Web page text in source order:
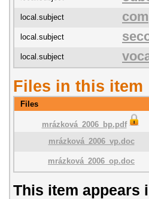
local.subject
local.subject
local.subject
Files in this item
Files
mrázková_2006_bp.pdf
mrázková_2006_vp.doc
mrázková_2006_op.doc
This item appears